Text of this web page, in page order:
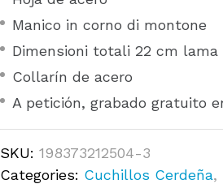
Manico in corno di montone
Dimensioni totali 22 cm lama
Collarín de acero
A petición, grabado gratuito
SKU:198373212504-3
Categories: Cuchillos Cerdeña,